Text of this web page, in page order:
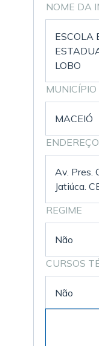
NOME DA
ESCOLA
LOBO
MUNICÍPIO
MACEIÓ
ENDEREÇO
Av. Pres.
Jatiúca.
REGIME
Não
CURSOS
Não